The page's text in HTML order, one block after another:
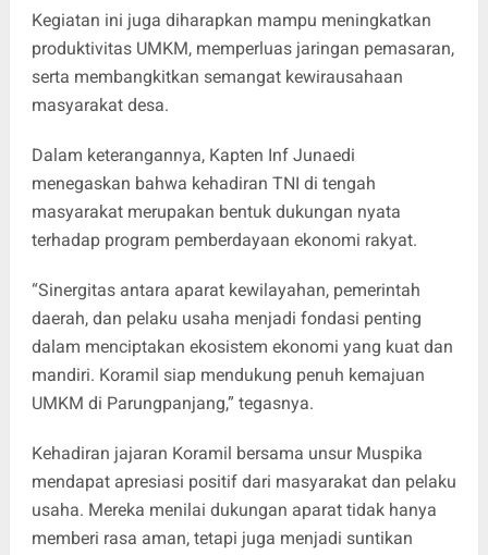
Kegiatan ini juga diharapkan mampu meningkatkan
produktivitas UMKM, memperluas jaringan pemasaran,
serta membangkitkan semangat kewirausahaan
masyarakat desa.
Dalam keterangannya, Kapten Inf Junaedi
menegaskan bahwa kehadiran TNI di tengah
masyarakat merupakan bentuk dukungan nyata
terhadap program pemberdayaan ekonomi rakyat.
“Sinergitas antara aparat kewilayahan, pemerintah
daerah, dan pelaku usaha menjadi fondasi penting
dalam menciptakan ekosistem ekonomi yang kuat dan
mandiri. Koramil siap mendukung penuh kemajuan
UMKM di Parungpanjang,” tegasnya.
Kehadiran jajaran Koramil bersama unsur Muspika
mendapat apresiasi positif dari masyarakat dan pelaku
usaha. Mereka menilai dukungan aparat tidak hanya
memberi rasa aman, tetapi juga menjadi suntikan